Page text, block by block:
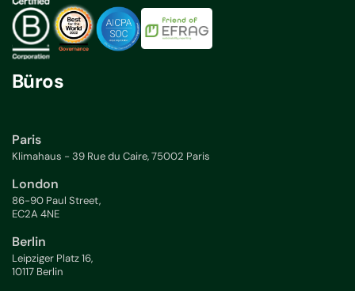
Büros
Paris
Klimahaus - 39 Rue du Caire, 75002 Paris
London
86-90 Paul Street,
EC2A 4NE
Berlin
Leipziger Platz 16,
10117 Berlin